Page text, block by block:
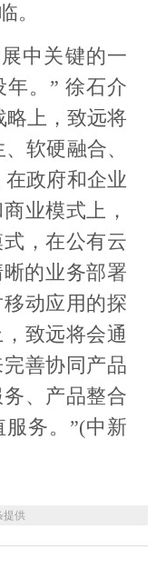
。
中关键的一
。” 徐石介
略上，致远将
软硬融合、
在政府和企业
业模式上，
，在公有云
晰的业务部署
动应用的探
致远将会通
善协同产品
、产品整合
务。”(中新
提供